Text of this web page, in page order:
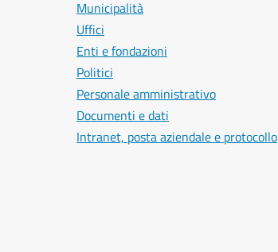
Municipalità
Uffici
Enti e fondazioni
Politici
Personale amministrativo
Documenti e dati
Intranet, posta aziendale e protocollo